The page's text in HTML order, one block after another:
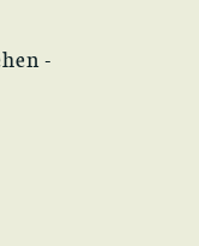
-